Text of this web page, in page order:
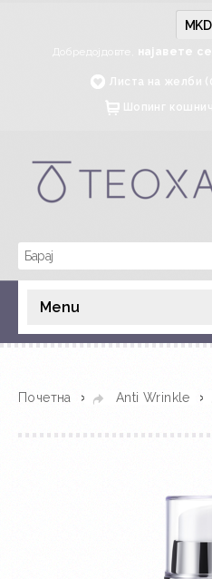
Добредојдовте, најавете се
Листа на желби
Шопинг
Menu
Почетна » Anti Wrinkle »